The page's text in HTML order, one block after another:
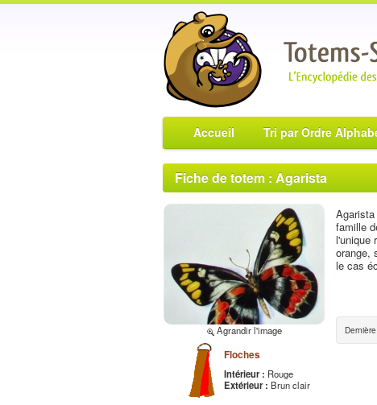
Accueil Tri par Ordre
Fiche de totem : Agarista
Agrandir l'image
Floches
Intérieur : Rouge
Extérieur : Brun clair
famille
l'unique
orange,
le cas